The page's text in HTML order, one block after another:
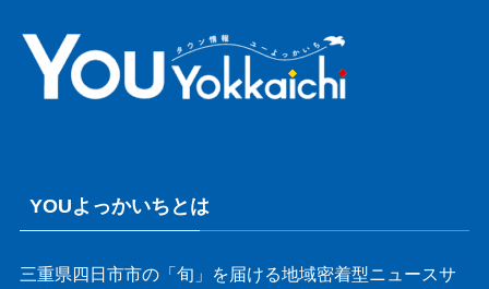
YOUよっかいちとは
三重県四日市市の「旬」を届ける地域密着型ニュースサ